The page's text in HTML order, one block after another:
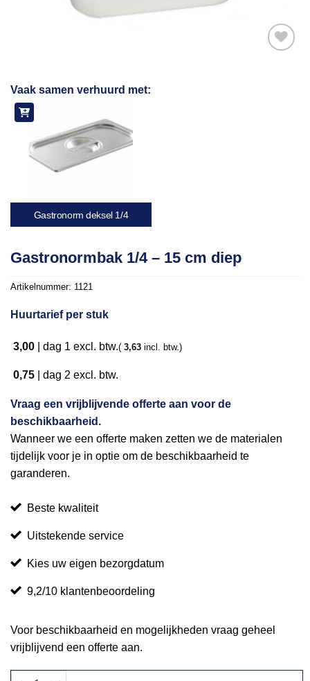
Vaak samen verhuurd met:
Gastronorm deksel 1/4
Gastronormbak 1/4 – 15 cm diep
Artikelnummer: 1121
Huurtarief per stuk
3,00 dag 1 excl. btw.( 3,63 incl. btw.)
0,75 dag 2 excl. btw.
Vraag een vrijblijvende offerte aan voor de
beschikbaarheid.
Wanneer we een offerte maken zetten we de materialen
tijdelijk voor je in optie om de beschikbaarheid te
garanderen.
Beste kwaliteit
Uitstekende service
Kies uw eigen bezorgdatum
9,2/10 klantenbeoordeling
Voor beschikbaarheid en mogelijkheden vraag geheel
vrijblijvend een offerte aan.
Gastronormbak 1/4 - 15 cm diep aantal